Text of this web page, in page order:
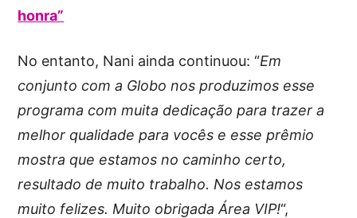
honra”
No entanto, Nani ainda continuou: “Em
conjunto com a Globo nos produzimos esse
programa com muita dedicação para trazer a
melhor qualidade para vocês e esse prêmio
mostra que estamos no caminho certo,
resultado de muito trabalho. Nos estamos
muito felizes. Muito obrigada Área VIP!“,